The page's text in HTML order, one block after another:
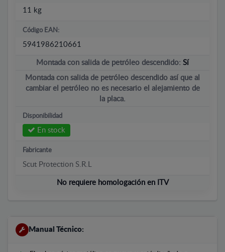
11 kg
Código EAN:
5941986210661
Montada con salida de petróleo descendido: Sí
Montada con salida de petróleo descendido así que al
cambiar el petróleo no es necesario el alejamiento de
la placa.
Disponibilidad
En stock
Fabricante
Scut Protection S.R.L
No requiere homologación en ITV
Manual Técnico: